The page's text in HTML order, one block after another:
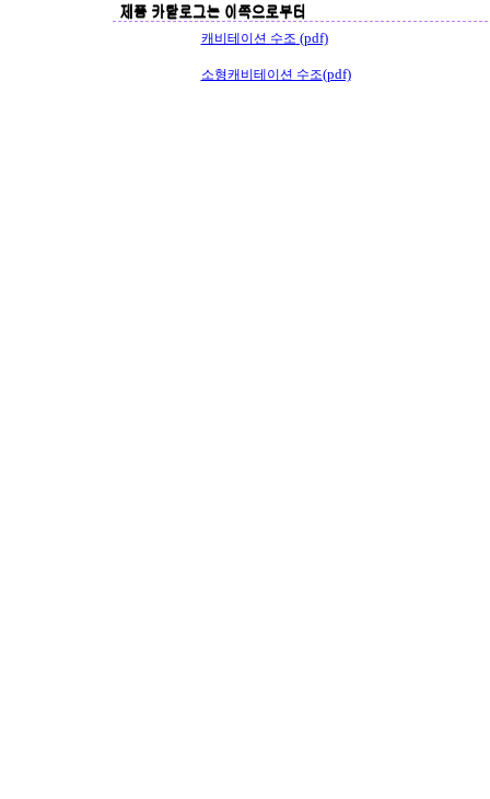
캐비테이션 수조 (pdf)
소형캐비테이션 수조(pdf)